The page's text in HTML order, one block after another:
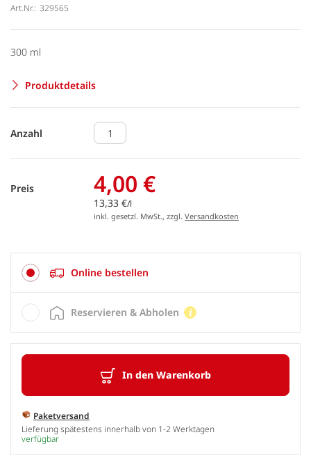
Art.Nr.: 329565
300 ml
Produktdetails
Anzahl
Preis 4,00 €
13,33 €/l
inkl. gesetzl. MwSt., zzgl. Versandkosten
Online bestellen
In den Warenkorb
Paketversand
Lieferung spätestens innerhalb von 1-2 Werktagen
verfügbar
Reservieren & Abholen